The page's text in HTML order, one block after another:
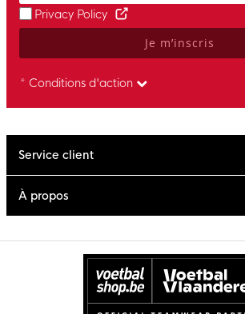
Privacy Policy
Je m’inscris
* Conditions d'action
Service client
À propos